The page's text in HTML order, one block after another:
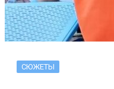
СЮЖЕТЫ